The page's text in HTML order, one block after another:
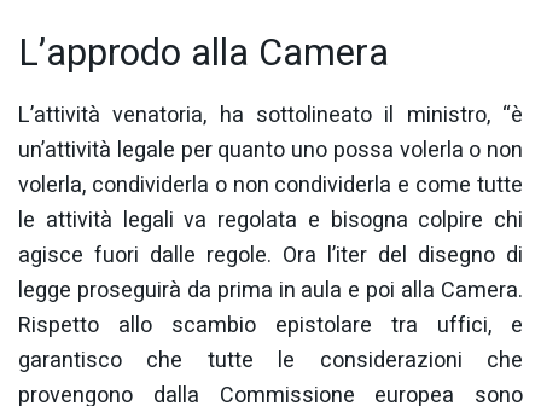
L’approdo alla Camera
L’attività venatoria, ha sottolineato il ministro, “è
un’attività legale per quanto uno possa volerla o non
volerla, condividerla o non condividerla e come tutte
le attività legali va regolata e bisogna colpire chi
agisce fuori dalle regole. Ora l’iter del disegno di
legge proseguirà da prima in aula e poi alla Camera.
Rispetto allo scambio epistolare tra uffici, e
garantisco che tutte le considerazioni che
provengono dalla Commissione europea sono